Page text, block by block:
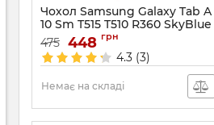
Чохол Samsung Galaxy Tab A
10 Sm T515 T510 R360 SkyBlue
Артикул:4671
475 448 грн
4.3 (3)
Немає на складі